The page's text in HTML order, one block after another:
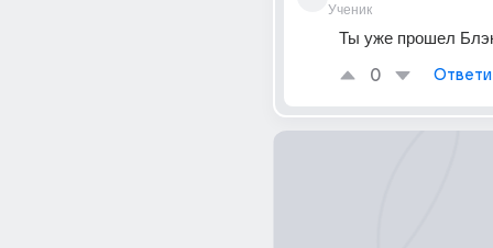
Ученик
Ты уже прошел
0